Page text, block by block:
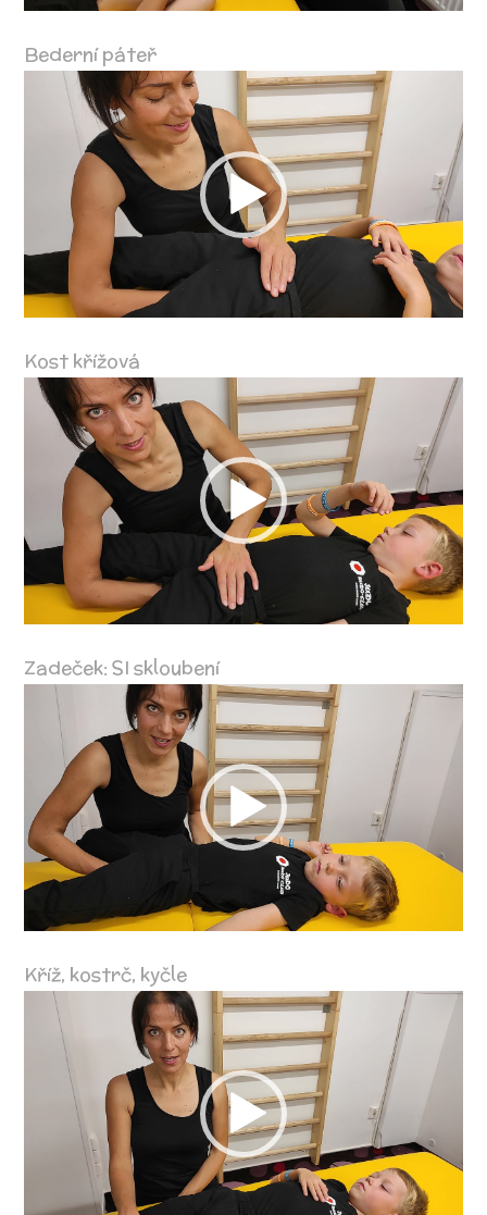
Bederní páteř
Video
přehrávač
Kost křížová
Video
přehrávač
Zadeček: SI skloubení
Video
přehrávač
Kříž, kostrč, kyčle
Video
přehrávač